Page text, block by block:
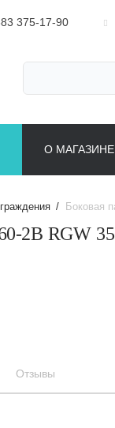
375-17-90
О МАГАЗИНЕ
/ Боковая
2B RGW
Отзывы